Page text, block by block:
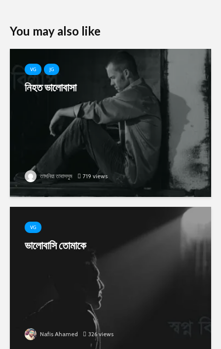
You may also like
VG JG
নিহত ভালোবাসা
তাসনিয়া তাবাসসুম 719 views
VG
ভালোবাসি তোমাকে
Nafis Ahamed 326 views